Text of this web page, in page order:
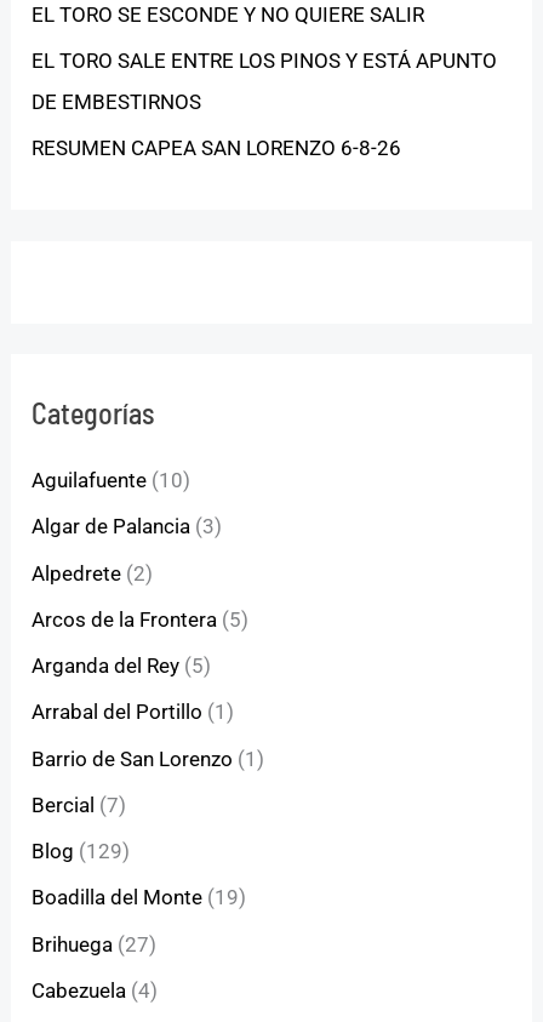
EL TORO SE ESCONDE Y NO QUIERE SALIR
EL TORO SALE ENTRE LOS PINOS Y ESTÁ APUNTO
DE EMBESTIRNOS
RESUMEN CAPEA SAN LORENZO 6-8-26
Categorías
Aguilafuente (10)
Algar de Palancia (3)
Alpedrete (2)
Arcos de la Frontera (5)
Arganda del Rey (5)
Arrabal del Portillo (1)
Barrio de San Lorenzo (1)
Bercial (7)
Blog (129)
Boadilla del Monte (19)
Brihuega (27)
Cabezuela (4)